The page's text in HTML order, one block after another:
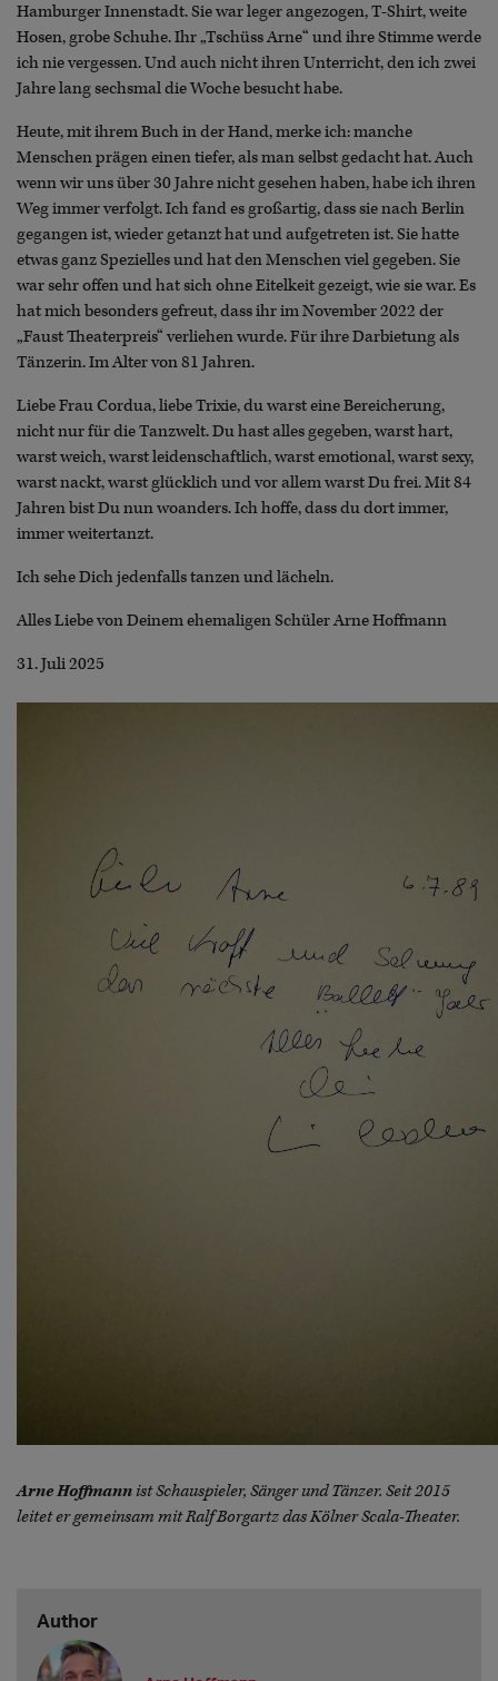
Hamburger Innenstadt. Sie war leger angezogen, T-Shirt, weite
Hosen, grobe Schuhe. Ihr „Tschüss Arne“ und ihre Stimme werde
ich nie vergessen. Und auch nicht ihren Unterricht, den ich zwei
Jahre lang sechsmal die Woche besucht habe.
Heute, mit ihrem Buch in der Hand, merke ich: manche
Menschen prägen einen tiefer, als man selbst gedacht hat. Auch
wenn wir uns über 30 Jahre nicht gesehen haben, habe ich ihren
Weg immer verfolgt. Ich fand es großartig, dass sie nach Berlin
gegangen ist, wieder getanzt hat und aufgetreten ist. Sie hatte
etwas ganz Spezielles und hat den Menschen viel gegeben. Sie
war sehr offen und hat sich ohne Eitelkeit gezeigt, wie sie war. Es
hat mich besonders gefreut, dass ihr im November 2022 der
„Faust Theaterpreis“ verliehen wurde. Für ihre Darbietung als
Tänzerin. Im Alter von 81 Jahren.
Liebe Frau Cordua, liebe Trixie, du warst eine Bereicherung,
nicht nur für die Tanzwelt. Du hast alles gegeben, warst hart,
warst weich, warst leidenschaftlich, warst emotional, warst sexy,
warst nackt, warst glücklich und vor allem warst Du frei. Mit 84
Jahren bist Du nun woanders. Ich hoffe, dass du dort immer,
immer weitertanzt.
Ich sehe Dich jedenfalls tanzen und lächeln.
Alles Liebe von Deinem ehemaligen Schüler Arne Hoffmann
31. Juli 2025
Arne Hoffmann ist Schauspieler, Sänger und Tänzer. Seit 2015
leitet er gemeinsam mit Ralf Borgartz das Kölner Scala-Theater.
Author